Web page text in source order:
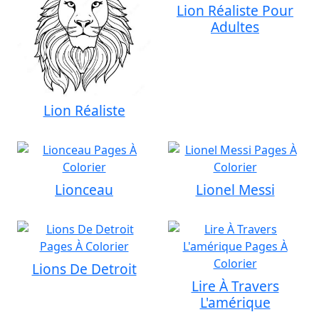
Lion Réaliste
Lion Réaliste Pour
Adultes
Lionceau Lionel Messi
Lions De Detroit
Lire À Travers
L'amérique